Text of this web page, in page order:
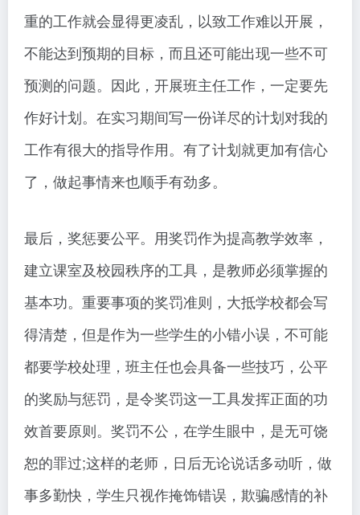
重的工作就会显得更凌乱，以致工作难以开展，
不能达到预期的目标，而且还可能出现一些不可
预测的问题。因此，开展班主任工作，一定要先
作好计划。在实习期间写一份详尽的计划对我的
工作有很大的指导作用。有了计划就更加有信心
了，做起事情来也顺手有劲多。
最后，奖惩要公平。用奖罚作为提高教学效率，
建立课室及校园秩序的工具，是教师必须掌握的
基本功。重要事项的奖罚准则，大抵学校都会写
得清楚，但是作为一些学生的小错小误，不可能
都要学校处理，班主任也会具备一些技巧，公平
的奖励与惩罚，是令奖罚这一工具发挥正面的功
效首要原则。奖罚不公，在学生眼中，是无可饶
恕的罪过;这样的老师，日后无论说话多动听，做
事多勤快，学生只视作掩饰错误，欺骗感情的补